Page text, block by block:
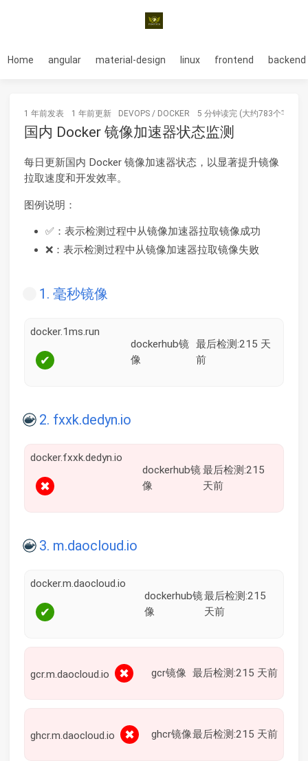
Home angular material-design linux frontend backend
1 年前发表 1 年前更新 DEVOPS / DOCKER 5 分钟读完 (大约783个字)
国内 Docker 镜像加速器状态监测
每日更新国内 Docker 镜像加速器状态，以显著提升镜像
拉取速度和开发效率。
图例说明：
✅：表示检测过程中从镜像加速器拉取镜像成功
❌：表示检测过程中从镜像加速器拉取镜像失败
1. 毫秒镜像
docker.1ms.run
✔
dockerhub镜
像
最后检测:215 天
前
2. fxxk.dedyn.io
docker.fxxk.dedyn.io
✖
dockerhub镜
像
最后检测:215
天前
3. m.daocloud.io
docker.m.daocloud.io
✔
dockerhub镜
像
最后检测:215
天前
gcr.m.daocloud.io ✖ gcr镜像 最后检测:215 天前
ghcr.m.daocloud.io ✖ ghcr镜像最后检测:215 天前